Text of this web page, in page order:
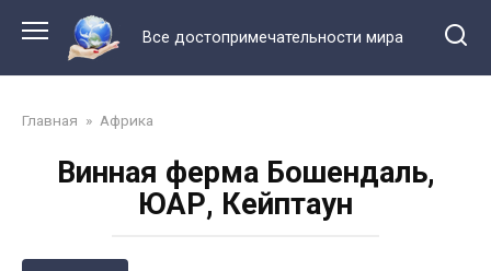
контенту
Все достопримечательности мира
Главная » Африка
Винная ферма Бошендаль,
ЮАР, Кейптаун